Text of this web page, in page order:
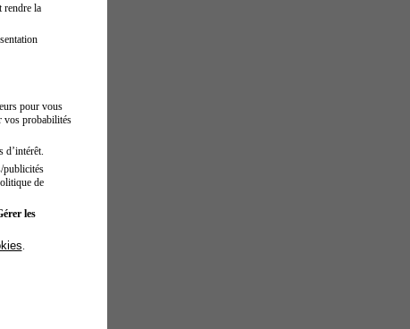
rendre la
pour vous
vos probabilités
publicités
de
les